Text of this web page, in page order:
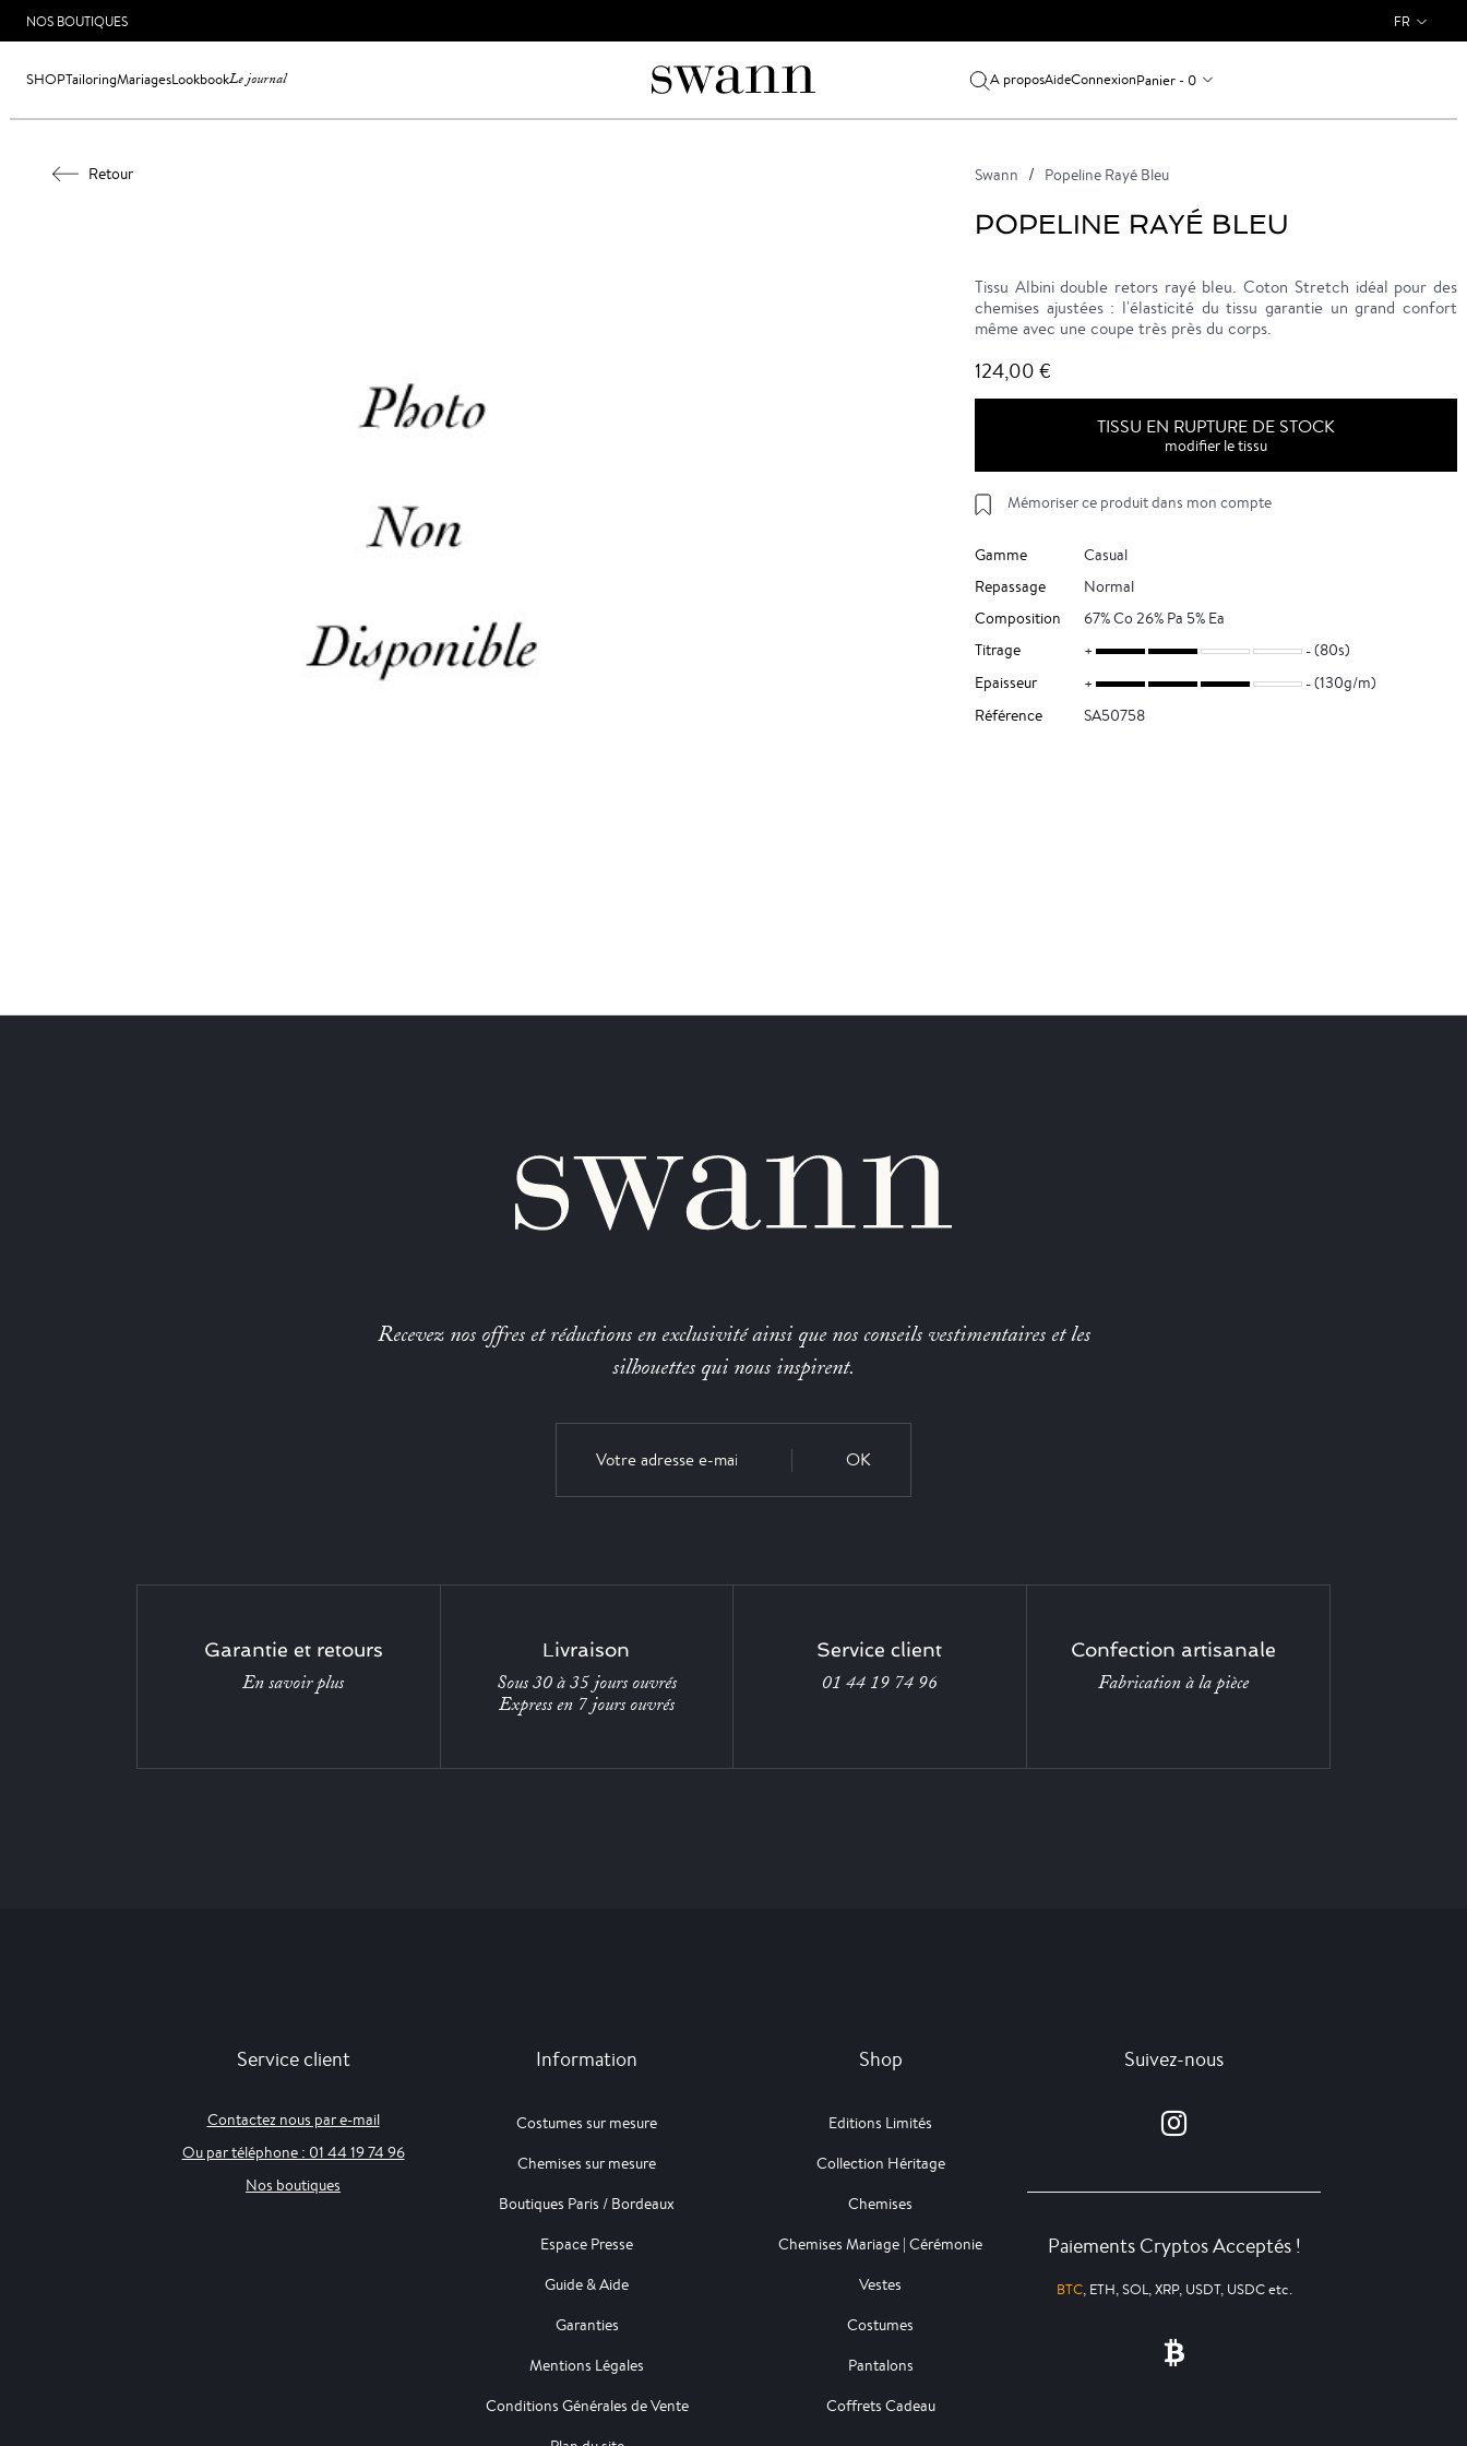
NOS BOUTIQUES FR
SHOPTailoringMariagesLookbookLe journal A proposAideConnexionPanier - 0
Retour Swann Popeline Rayé Bleu
POPELINE RAYÉ BLEU
Tissu Albini double retors rayé bleu. Coton Stretch idéal pour des
chemises ajustées : l'élasticité du tissu garantie un grand confort
même avec une coupe très près du corps.
124,00 €
TISSU EN RUPTURE DE STOCK
modifier le tissu
Mémoriser ce produit dans mon compte
Gamme
Casual
Repassage
Normal
Composition
67% Co 26% Pa 5% Ea
Titrage
(80s)
Epaisseur
(130g/m)
Référence
SA50758
Recevez nos offres et réductions en exclusivité ainsi que nos conseils vestimentaires et les
silhouettes qui nous inspirent.
OK
Garantie et retours
En savoir plus
Livraison
Sous 30 à 35 jours ouvrés
Express en 7 jours ouvrés
Service client
01 44 19 74 96
Confection artisanale
Fabrication à la pièce
Service client
Contactez nous par e-mail
Ou par téléphone : 01 44 19 74 96
Nos boutiques
Information
Costumes sur mesure
Chemises sur mesure
Boutiques Paris / Bordeaux
Espace Presse
Guide & Aide
Garanties
Mentions Légales
Conditions Générales de Vente
Shop
Editions Limités
Collection Héritage
Chemises
Chemises Mariage | Cérémonie
Vestes
Costumes
Pantalons
Coffrets Cadeau
Suivez-nous
Paiements Cryptos Acceptés !
BTC, ETH, SOL, XRP, USDT, USDC etc.